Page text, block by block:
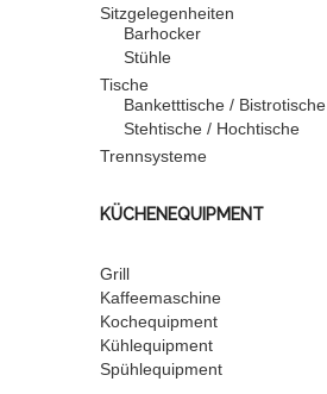
Sitzgelegenheiten
Barhocker
Stühle
Tische
Banketttische / Bistrotische
Stehtische / Hochtische
Trennsysteme
KÜCHENEQUIPMENT
Grill
Kaffeemaschine
Kochequipment
Kühlequipment
Spühlequipment